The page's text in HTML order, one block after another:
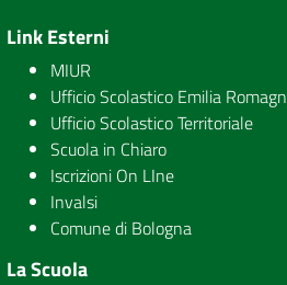
Link Esterni
MIUR
Ufficio Scolastico Emilia
Ufficio Scolastico Territoriale
Scuola in Chiaro
Iscrizioni On LIne
Invalsi
Comune di Bologna
La Scuola